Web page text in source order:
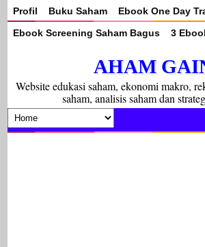
Profil Buku Saham
Ebook One Day
Ebook Screening Saham Bagus
3
AHAM
Website edukasi saham, ekonomi makro,
saham, analisis saham dan